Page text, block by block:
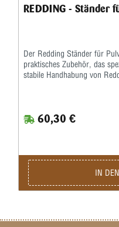
REDDING - Ständer
Der Redding Ständer für
praktisches Zubehör, das
stabile Handhabung von
hochwertige Verarbeitung
bei intensiver Nutzung oder
Pulvermengen. Dank
Ständer kompatibel mit
Dadurch lässt sich der
ein hochwertiges,
60,30 €
IN